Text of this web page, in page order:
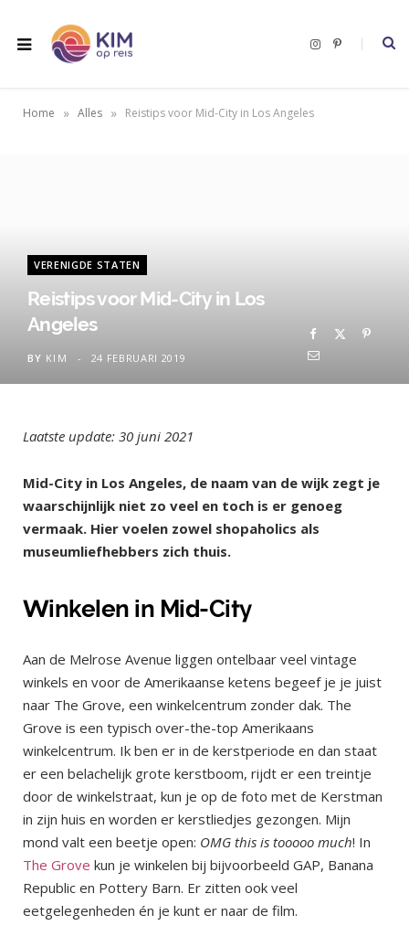
I
P
Home » Alles » Reistips voor Mid-City in Los Angeles
VERENIGDE STATEN
Reistips voor Mid-City in Los
Angeles
BY KIM 24 FEBRUARI 2019
Laatste update: 30 juni 2021
Mid-City in Los Angeles, de naam van de wijk zegt je
waarschijnlijk niet zo veel en toch is er genoeg
vermaak. Hier voelen zowel shopaholics als
museumliefhebbers zich thuis.
Winkelen in Mid-City
Aan de Melrose Avenue liggen ontelbaar veel vintage
winkels en voor de Amerikaanse ketens begeef je je juist
naar The Grove, een winkelcentrum zonder dak. The
Grove is een typisch over-the-top Amerikaans
winkelcentrum. Ik ben er in de kerstperiode en dan staat
er een belachelijk grote kerstboom, rijdt er een treintje
door de winkelstraat, kun je op de foto met de Kerstman
in zijn huis en worden er kerstliedjes gezongen. Mijn
mond valt een beetje open: OMG this is tooooo much! In
The Grove kun je winkelen bij bijvoorbeeld GAP, Banana
Republic en Pottery Barn. Er zitten ook veel
eetgelegenheden én je kunt er naar de film.